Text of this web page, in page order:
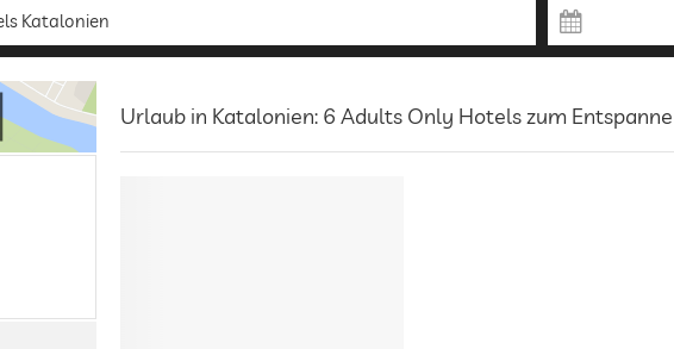
Urlaub in Katalonien: 6 Adults Only Hotels zum